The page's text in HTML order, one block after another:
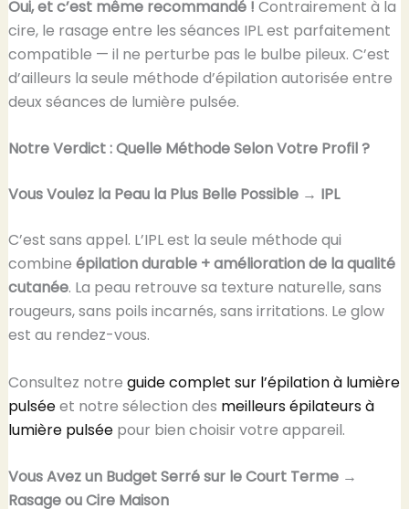
Oui, et c’est même recommandé ! Contrairement à la
cire, le rasage entre les séances IPL est parfaitement
compatible — il ne perturbe pas le bulbe pileux. C’est
d’ailleurs la seule méthode d’épilation autorisée entre
deux séances de lumière pulsée.
Notre Verdict : Quelle Méthode Selon Votre Profil ?
Vous Voulez la Peau la Plus Belle Possible → IPL
C’est sans appel. L’IPL est la seule méthode qui
combine épilation durable + amélioration de la qualité
cutanée. La peau retrouve sa texture naturelle, sans
rougeurs, sans poils incarnés, sans irritations. Le glow
est au rendez-vous.
Consultez notre guide complet sur l’épilation à lumière
pulséeet notre sélection des meilleurs épilateurs à
lumière pulséepour bien choisir votre appareil.
Vous Avez un Budget Serré sur le Court Terme →
Rasage ou Cire Maison